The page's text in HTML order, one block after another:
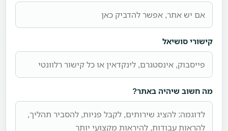
קישורי סושיאל
מה חשוב שיהיה באתר?